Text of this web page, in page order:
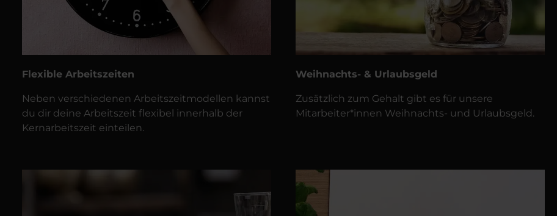
Flexible Arbeitszeiten
Neben verschiedenen Arbeitszeitmodellen kannst
du dir deine Arbeitszeit flexibel innerhalb der
Kernarbeitszeit einteilen.
Weihnachts- & Urlaubsgeld
Zusätzlich zum Gehalt gibt es für unsere
Mitarbeiter*innen Weihnachts- und Urlaubsgeld.